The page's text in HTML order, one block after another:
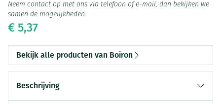
€ 5,37
Neem contact op met ons via telefoon of e-mail, dan bekijken we
samen de mogelijkheden.
Bekijk alle producten van Boiron
Beschrijving